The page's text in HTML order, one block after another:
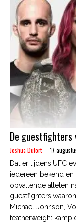
De guestfighters
Joshua Dufort 17
Dat er tijdens UFC
iedereen bekend
opvallende atleten
guestfighters
Michael Johnson,
featherweight